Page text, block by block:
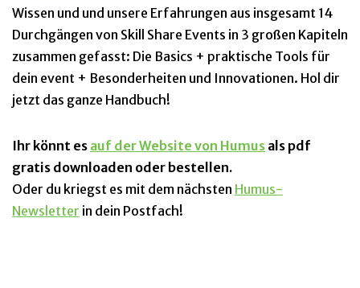
Wissen und und unsere Erfahrungen aus insgesamt 14
Durchgängen von Skill Share Events in 3 großen Kapiteln
zusammen gefasst: Die Basics + praktische Tools für
dein event + Besonderheiten und Innovationen. Hol dir
jetzt das ganze Handbuch!
Ihr könnt es auf der Website von Humus als pdf
gratis downloaden oder bestellen.
Oder du kriegst es mit dem nächsten Humus-
Newsletter in dein Postfach!